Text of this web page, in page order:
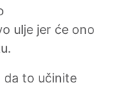
ulje jer će ono
da to učinite